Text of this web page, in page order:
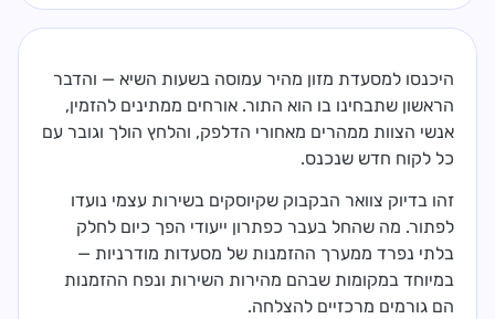
היכנסו למסעדת מזון מהיר עמוסה בשעות השיא — והדבר
הראשון שתבחינו בו הוא התור. אורחים ממתינים להזמין,
אנשי הצוות ממהרים מאחורי הדלפק, והלחץ הולך וגובר עם
כל לקוח חדש שנכנס.
זהו בדיוק צוואר הבקבוק שקיוסקים בשירות עצמי נועדו
לפתור. מה שהחל בעבר כפתרון ייעודי הפך כיום לחלק
בלתי נפרד ממערך ההזמנות של מסעדות מודרניות —
במיוחד במקומות שבהם מהירות השירות ונפח ההזמנות
הם גורמים מרכזיים להצלחה.